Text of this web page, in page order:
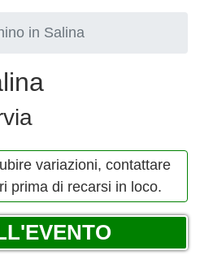
in Salina
variazioni, contattare
prima di recarsi in loco.